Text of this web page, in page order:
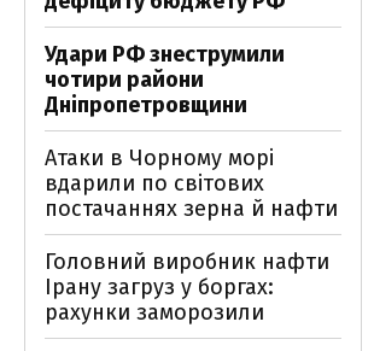
Удари РФ знеструмили
чотири райони
Дніпропетровщини
Атаки в Чорному морі
вдарили по світових
постачаннях зерна й нафти
Головний виробник нафти
Ірану загруз у боргах:
рахунки заморозили